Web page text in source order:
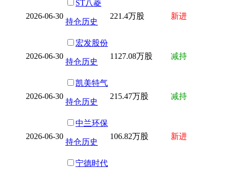
2026-06-30
ST八菱
持仓历史
221.4万股 新进
2026-06-30
宏发股份
持仓历史
1127.08万股 减持
2026-06-30
凯美特气
持仓历史
215.47万股 减持
2026-06-30
中兰环保
持仓历史
106.82万股 新进
宁德时代